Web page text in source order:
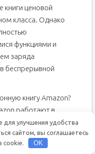
книги ценовой
класса. Однако
функциями и
заряда
беспрерывной
книгу Amazon?
работают в
6 часов. На полное
требуется 3-4
для улучшения удобства
сайтом, вы соглашаетесь
cookie.
OK